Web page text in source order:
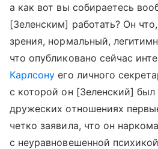
а как вот вы собираетесь
[Зеленским] работать? Он
зрения, нормальный,
что опубликовано сейчас
Карлсону его личного
с которой он [Зеленский] был
дружеских отношениях
четко заявила, что он
с неуравновешенной